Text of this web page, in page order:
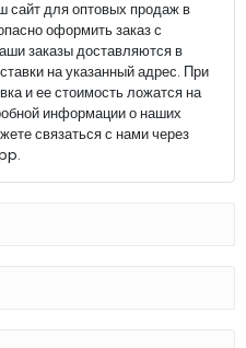
сайт для оптовых продаж в
оформить заказ с
заказы доставляются в
на указанный адрес. При
и ее стоимость ложатся на
информации о наших
связаться с нами через